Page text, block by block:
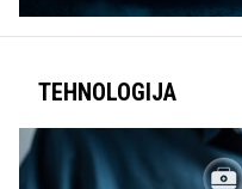
TEHNOLOGIJA